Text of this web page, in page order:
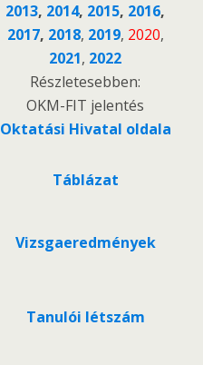
2013, 2014, 2015, 2016,
2017, 2018, 2019, 2020,
2021, 2022
Részletesebben:
OKM-FIT jelentés
Oktatási Hivatal oldala
Táblázat
Vizsgaeredmények
Tanulói létszám